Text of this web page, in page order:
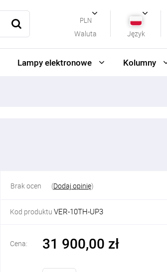
Waluta
PLN
Język
Lampy elektronowe Kolumny
Brak ocen (Dodaj opinię)
Kod produktu VER-10TH-UP3
Cena: 31 900,00 zł